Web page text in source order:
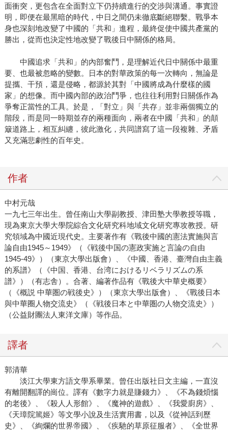
面衝突，更包含在全面對立下仍持續進行的交涉與溝通。事實證
明，即便在最黑暗的時代，中日之間仍未徹底斷絕聯繫。戰爭本
身也深刻地改變了中國的「共和」進程，最終促使中國共產黨的
勝出，從而也決定性地改變了戰後日中關係的格局。
中國追求「共和」的內部奮鬥，是理解近代日中關係中最重
要、也最被忽略的變數。日本的對華政策的每一次轉向，無論是
提攜、干預，還是侵略，都源於其對「中國將成為什麼樣的國
家」的想像。而中國內部的政治鬥爭，也往往利用對日關係作為
爭奪正當性的工具。於是，「對立」與「共存」並非兩個獨立的
階段，而是同一時期並存的兩種面向，兩者在中國「共和」的顛
簸道路上，相互糾纏，彼此激化，共同譜寫了這一段複雜、矛盾
又充滿悲劇性的百年史。
作者
中村元哉
一九七三年出生。曾任南山大學副教授、津田塾大學教授等職，
現為東京大學大學院綜合文化研究科地域文化研究專攻教授。研
究領域為中國近現代史。主要著作有《戰後中國的憲法實施與言
論自由1945～1949》（《戦後中国の憲政実施と言論の自由
1945-49》）（東京大學出版會）、《中國、香港、臺灣自由主義
的系譜》（《中国、香港、台湾におけるリベラリズムの系
譜》）（有志舎）。合著、編著作品有《戰後大中華史概要》
（《概説 中華圏の戦後史》）（東京大學出版會）、《戰後日本
與中華圈人物交流史》（《戦後日本と中華圏の人物交流史》）
（公益財團法人東洋文庫）等作品。
譯者
郭清華
淡江大學東方語文學系畢業。曾任出版社日文主編，一直沒
有離開翻譯的崗位。譯有《數字力就是賺錢力》、《不為錢煩惱
的老後》、《殺人人形館》、《魔神的遊戲》、《我愛廚房》、
《天璋院篤姬》等文學小說及生活實用書，以及《從神話到歷
史》、《絢爛的世界帝國》、《疾馳的草原征服者》、《全世界